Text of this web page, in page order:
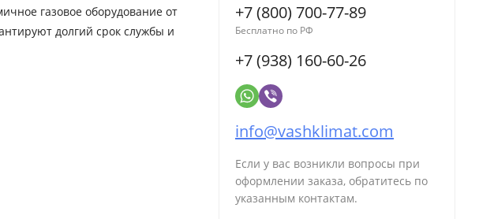
газовое оборудование от
долгий срок службы и
+7 (800) 700-77-89
Бесплатно по РФ
+7 (938) 160-60-26
info@vashklimat.com
Если у вас возникли вопросы при
оформлении заказа, обратитесь по
указанным контактам.